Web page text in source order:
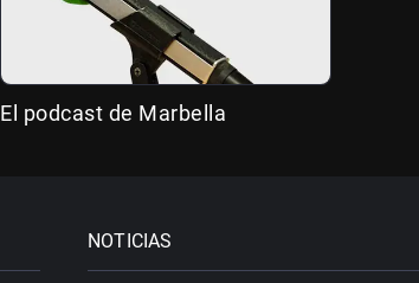
El podcast de Marbella
NOTICIAS